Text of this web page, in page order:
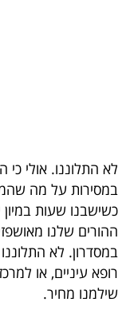
המילון
הכלכלי
פודקאסט
40
UNDER
לא התלוננו. אולי כי
במסירות על מה
כשישבנו שעות
ההורים שלנו
במסדרון. לא
רופא עיניים, או
שילמנו מחיר.